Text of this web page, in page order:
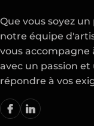
Que vous soyez
notre équipe
vous
avec un passion
répondre à vos